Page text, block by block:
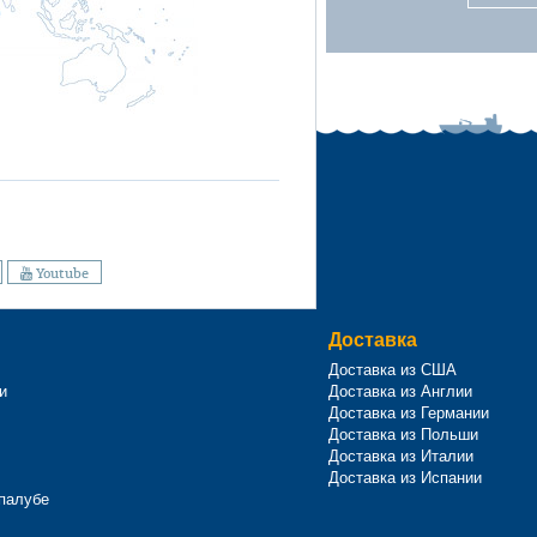
Youtube
Доставка
Доставка из США
Доставка из Англии
Доставка из Германии
Доставка из Польши
Доставка из Италии
Доставка из Испании